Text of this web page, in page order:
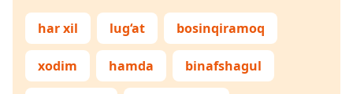
har xil lug‘at bosinqiramoq
xodim hamda binafshagul